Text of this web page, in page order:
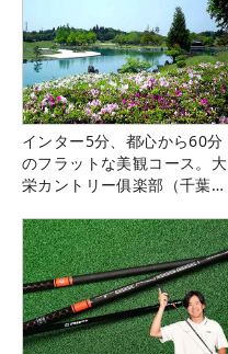
インター5分、都心から60分
のフラットな美観コース。大
栄カントリー俱楽部（千葉